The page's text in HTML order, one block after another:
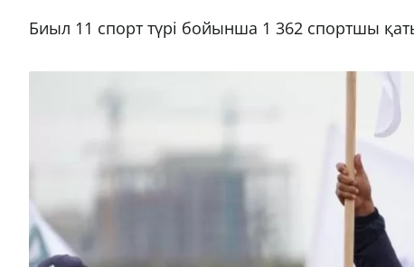
Биыл 11 спорт түрі бойынша 1 362 спортшы